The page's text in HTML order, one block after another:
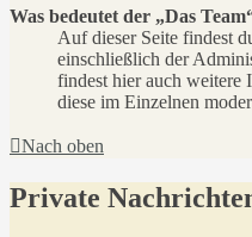
Was bedeutet der „Das
Auf dieser Seite findest
einschließlich der
findest hier auch weitere
diese im Einzelnen
Nach oben
Private